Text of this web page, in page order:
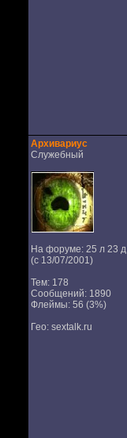
Архивариус
Служебный
На форуме: 25 л 23 д
(с 13/07/2001)
Тем: 178
Сообщений: 1890
Флеймы: 56 (3%)
Гео: sextalk.ru